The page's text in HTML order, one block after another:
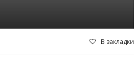
В закладки